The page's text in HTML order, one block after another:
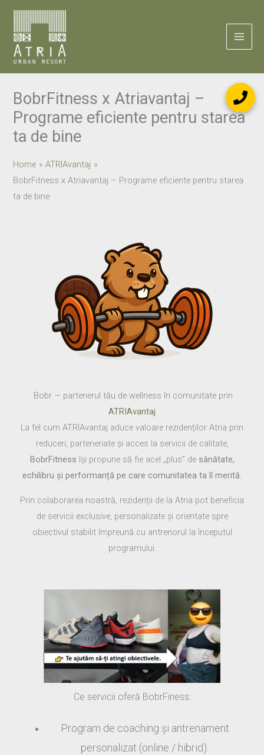
content
BobrFitness x Atriavantaj –
Programe eficiente pentru starea
ta de bine
Home
ATRIAvantaj
BobrFitness x Atriavantaj – Programe eficiente pentru starea
ta de bine
Bobr — partenerul tău de wellness în comunitate prin
ATRIAvantaj
La fel cum ATRIAvantaj aduce valoare rezidenților Atria prin
reduceri, parteneriate și acces la servicii de calitate,
BobrFitness își propune să fie acel „plus” de sănătate,
echilibru și performanță pe care comunitatea ta îl merită.
Prin colaborarea noastră, rezidenții de la Atria pot beneficia
de servicii exclusive, personalizate și orientate spre
obiectivul stabilit împreună cu antrenorul la începutul
programului.
Ce servicii oferă BobrFiness:
Program de coaching și antrenament
personalizat (online / hibrid):